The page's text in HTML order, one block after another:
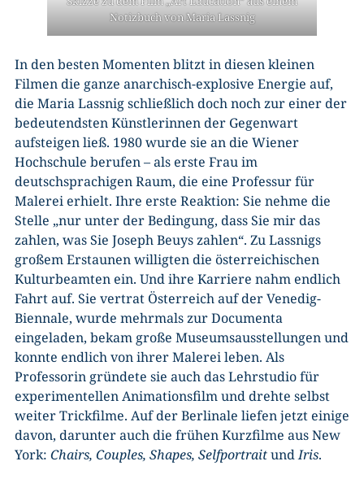
Notizbuch von Maria Lassnig
In den besten Momenten blitzt in diesen kleinen
Filmen die ganze anarchisch-explosive Energie auf,
die Maria Lassnig schließlich doch noch zur einer der
bedeutendsten Künstlerinnen der Gegenwart
aufsteigen ließ. 1980 wurde sie an die Wiener
Hochschule berufen – als erste Frau im
deutschsprachigen Raum, die eine Professur für
Malerei erhielt. Ihre erste Reaktion: Sie nehme die
Stelle „nur unter der Bedingung, dass Sie mir das
zahlen, was Sie Joseph Beuys zahlen“. Zu Lassnigs
großem Erstaunen willigten die österreichischen
Kulturbeamten ein. Und ihre Karriere nahm endlich
Fahrt auf. Sie vertrat Österreich auf der Venedig-
Biennale, wurde mehrmals zur Documenta
eingeladen, bekam große Museumsausstellungen und
konnte endlich von ihrer Malerei leben. Als
Professorin gründete sie auch das Lehrstudio für
experimentellen Animationsfilm und drehte selbst
weiter Trickfilme. Auf der Berlinale liefen jetzt einige
davon, darunter auch die frühen Kurzfilme aus New
York: Chairs, Couples, Shapes, SelfportraitundIris.